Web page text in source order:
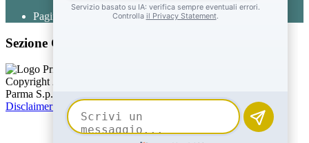
Pagina visualizzata979volte
Sezione Copyright
Copyright 2026 | Engineered and powered by Gruppo Spaggiari
Parma S.p.A. | Divisione Publishing & New Social Media
Disclaimer trattamento dati personali